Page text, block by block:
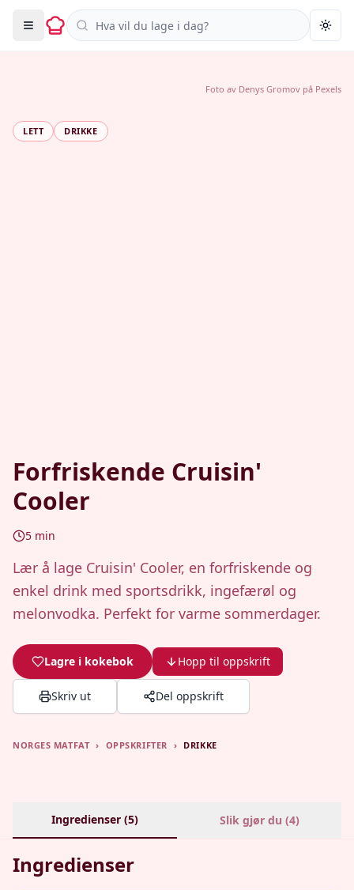
Søk i oppskrifter
LETT DRIKKE
Forfriskende Cruisin'
Cooler
5 min
Lær å lage Cruisin' Cooler, en forfriskende og
enkel drink med sportsdrikk, ingefærøl og
melonvodka. Perfekt for varme sommerdager.
Lagre i kokebok Hopp til oppskrift
Skriv ut Del oppskrift
Foto av Denys Gromov på Pexels
NORGES MATFAT › OPPSKRIFTER › DRIKKE
Ingredienser (5) Slik gjør du (4)
Ingredienser